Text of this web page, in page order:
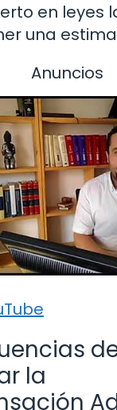
en leyes
una
Anuncios
la